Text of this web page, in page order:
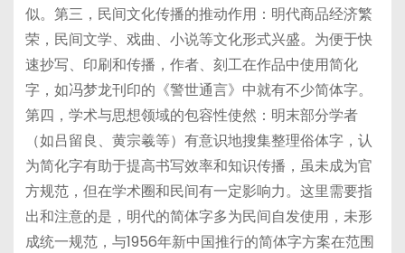
似。第三，民间文化传播的推动作用：明代商品经济繁
荣，民间文学、戏曲、小说等文化形式兴盛。为便于快
速抄写、印刷和传播，作者、刻工在作品中使用简化
字，如冯梦龙刊印的《警世通言》中就有不少简体字。
第四，学术与思想领域的包容性使然：明末部分学者
（如吕留良、黄宗羲等）有意识地搜集整理俗体字，认
为简化字有助于提高书写效率和知识传播，虽未成为官
方规范，但在学术圈和民间有一定影响力。这里需要指
出和注意的是，明代的简体字多为民间自发使用，未形
成统一规范，与1956年新中国推行的简体字方案在范围